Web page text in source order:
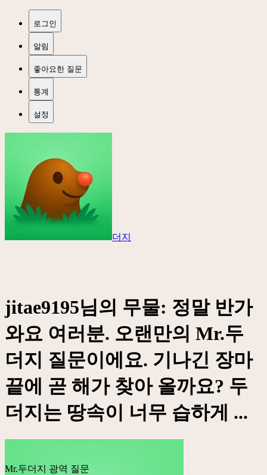
로그인
알림
좋아요한 질문
통계
설정
더지
jitae9195님의 무물: 정말 반가
와요 여러분. 오랜만의 Mr.두
더지 질문이에요. 기나긴 장마
끝에 곧 해가 찾아 올까요? 두
더지는 땅속이 너무 습하게 ...
Mr.두더지
광역 질문